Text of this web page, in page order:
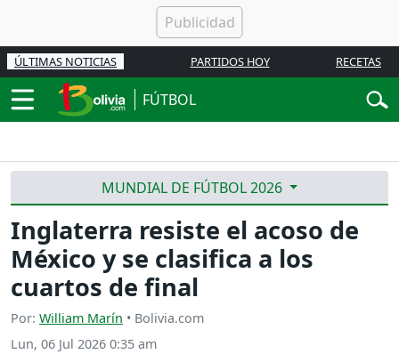
ÚLTIMAS NOTICIAS PARTIDOS HOY RECETAS
FÚTBOL
MUNDIAL DE FÚTBOL 2026
Inglaterra resiste el acoso de
México y se clasifica a los
cuartos de final
Por: William Marín • Bolivia.com
Lun, 06 Jul 2026 0:35 am